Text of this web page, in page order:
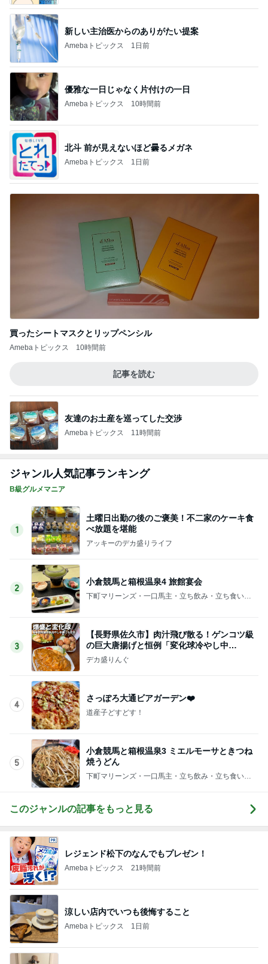
新しい主治医からのありがたい提案
Amebaトピックス 1日前
優雅な一日じゃなく片付けの一日
Amebaトピックス 10時間前
北斗 前が見えないほど曇るメガネ
Amebaトピックス 1日前
買ったシートマスクとリップペンシル
Amebaトピックス 10時間前
記事を読む
友達のお土産を巡ってした交渉
Amebaトピックス 11時間前
ジャンル人気記事ランキング
B級グルメマニア
1
土曜日出勤の後のご褒美！不二家のケーキ食
べ放題を堪能
アッキーのデカ盛りライフ
2
小倉競馬と箱根温泉4 旅館宴会
下町マリーンズ・一口馬主・立ち飲み・立ち食いそ
3
【長野県佐久市】肉汁飛び散る！ゲンコツ級
の巨大唐揚げと恒例「変化球冷やし中
華」！！〜李紅蘭さん〜
デカ盛りんぐ
4
さっぽろ大通ビアガーデン❤️
道産子どすどす！
5
小倉競馬と箱根温泉3 ミエルモーサときつね
焼うどん
下町マリーンズ・一口馬主・立ち飲み・立ち食いそ
このジャンルの記事をもっと見る
レジェンド松下のなんでもプレゼン！
Amebaトピックス 21時間前
涼しい店内でいつも後悔すること
Amebaトピックス 1日前